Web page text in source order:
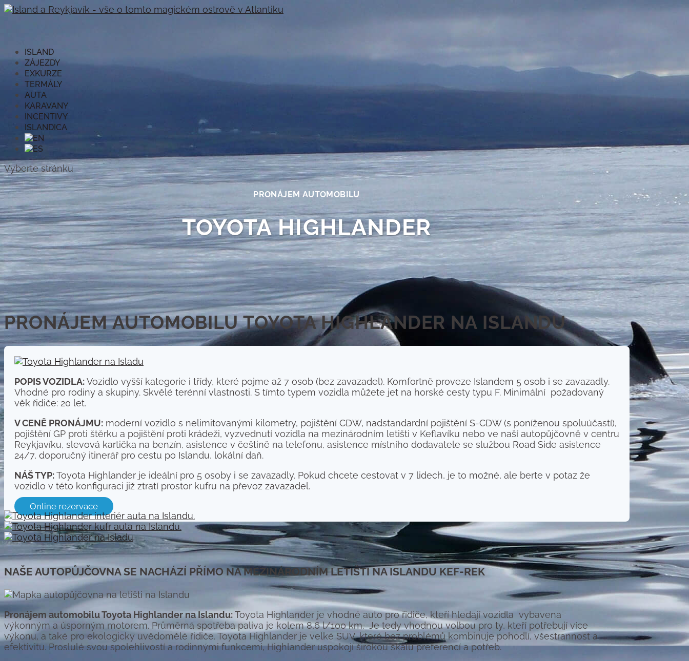
ISLAND
ZÁJEZDY
EXKURZE
TERMÁLY
AUTA
KARAVANY
INCENTIVY
ISLANDICA
Vyberte stránku
PRONÁJEM AUTOMOBILU
TOYOTA HIGHLANDER
PRONÁJEM AUTOMOBILU TOYOTA HIGHLANDER NA ISLANDU
POPIS VOZIDLA:Vozidlo vyšší kategorie i třídy, které pojme až 7 osob (bez zavazadel). Komfortně proveze Islandem 5 osob i se zavazadly.
Vhodné pro rodiny a skupiny. Skvělé terénní vlastnosti. S tímto typem vozidla můžete jet na horské cesty typu F. Minimální požadovaný
věk řidiče: 20 let.
V CENĚ PRONÁJMU: moderní vozidlo s nelimitovanými kilometry, pojištění CDW, nadstandardní pojištění S-CDW (s poníženou spoluúčastí),
pojištění GP proti štěrku a pojištění proti krádeži, vyzvednutí vozidla na mezinárodním letišti v Keflavíku nebo ve naší autopůjčovně v centru
Reykjavíku, slevová kartička na benzín, asistence v češtině na telefonu, asistence místního dodavatele se službou Road Side asistence
24/7, doporučný itinerář pro cestu po Islandu, lokální daň.
NÁŠ TYP:Toyota Highlander je ideální pro 5 osoby i se zavazadly. Pokud chcete cestovat v 7 lidech, je to možné, ale berte v potaz že
vozidlo v této konfiguraci již ztratí prostor kufru na převoz zavazadel.
Online rezervace
NAŠE AUTOPŮJČOVNA SE NACHÁZÍ PŘÍMO NA MEZINÁRODNÍM LETIŠTI NA ISLANDU KEF-REK
Pronájem automobilu Toyota Highlander na Islandu:Toyota Highlander je vhodné auto pro řidiče, kteří hledají vozidla vybavena
výkonným a úsporným motorem. Průměrná spotřeba paliva je kolem 8,6 l/100 km. Je tedy vhodnou volbou pro ty, kteří potřebují více
výkonu, a také pro ekologicky uvědomělé řidiče.Toyota Highlander je velké SUV, které bez problémů kombinuje pohodlí, všestrannost a
efektivitu. Proslulé svou spolehlivostí a rodinnými funkcemi, Highlander uspokojí širokou škálu preferencí a potřeb.